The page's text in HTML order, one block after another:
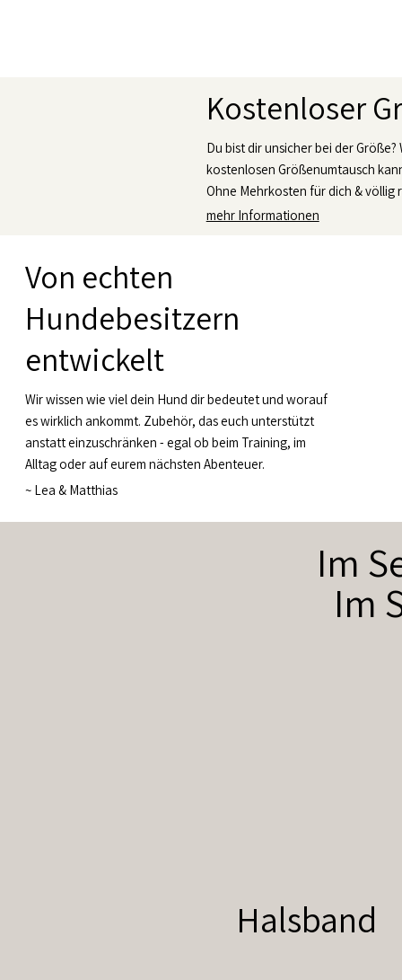
Kostenloser
Du bist dir unsicher bei der
kostenlosen Größenumtausch
Ohne Mehrkosten für dich & völlig
mehr Informationen
Von echten
Hundebesitzern
entwickelt
Wir wissen wie viel dein Hund dir bedeutet und worauf
es wirklich ankommt. Zubehör, das euch unterstützt
anstatt einzuschränken - egal ob beim Training, im
Alltag oder auf eurem nächsten Abenteuer.
~ Lea & Matthias
Im
Halsband
Im